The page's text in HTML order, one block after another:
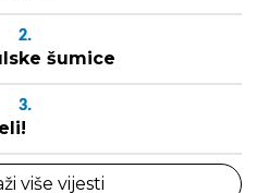
2.
šumice
3.
više vijesti